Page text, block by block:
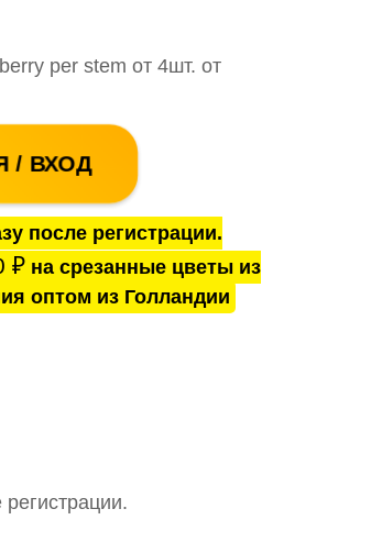
per stem от 4шт. от
/ ВХОД
после регистрации.
₽на срезанные цветы из
оптом из Голландии